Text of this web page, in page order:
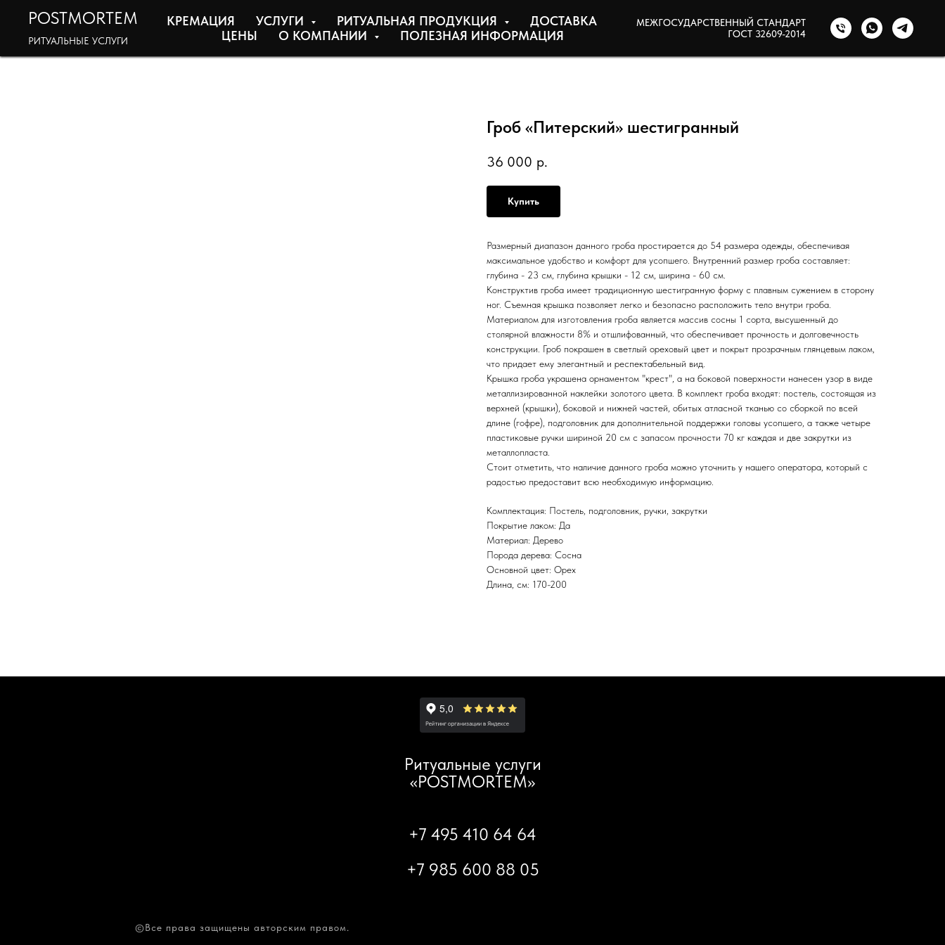
POSTMORTEM
РИТУАЛЬНЫЕ УСЛУГИ
КРЕМАЦИЯ УСЛУГИ РИТУАЛЬНАЯ ПРОДУКЦИЯ
ДОСТАВКА
ЦЕНЫ
О КОМПАНИИ ПОЛЕЗНАЯ ИНФОРМАЦИЯ
МЕЖГОСУДАРСТВЕННЫЙ СТАНДАРТ
ГОСТ 32609-2014
Гроб «Питерский» шестигранный
36 000 р.
Купить
Размерный диапазон данного гроба простирается до 54 размера одежды, обеспечивая
максимальное удобство и комфорт для усопшего. Внутренний размер гроба составляет:
глубина - 23 см, глубина крышки - 12 см, ширина - 60 см.
Конструктив гроба имеет традиционную шестигранную форму с плавным сужением в сторону
ног. Съемная крышка позволяет легко и безопасно расположить тело внутри гроба.
Материалом для изготовления гроба является массив сосны 1 сорта, высушенный до
столярной влажности 8% и отшлифованный, что обеспечивает прочность и долговечность
конструкции. Гроб покрашен в светлый ореховый цвет и покрыт прозрачным глянцевым лаком,
что придает ему элегантный и респектабельный вид.
Крышка гроба украшена орнаментом "крест", а на боковой поверхности нанесен узор в виде
металлизированной наклейки золотого цвета. В комплект гроба входят: постель, состоящая из
верхней (крышки), боковой и нижней частей, обитых атласной тканью со сборкой по всей
длине (гофре), подголовник для дополнительной поддержки головы усопшего, а также четыре
пластиковые ручки шириной 20 см с запасом прочности 70 кг каждая и две закрутки из
металлопласта.
Стоит отметить, что наличие данного гроба можно уточнить у нашего оператора, который с
радостью предоставит всю необходимую информацию.
Комплектация: Постель, подголовник, ручки, закрутки
Покрытие лаком: Да
Материал: Дерево
Порода дерева: Сосна
Основной цвет: Орех
Длина, см: 170-200
Ритуальные услуги
«POSTMORTEM»
+7 495 410 64 64
+7 985 600 88 05
©Все права защищены авторским правом.